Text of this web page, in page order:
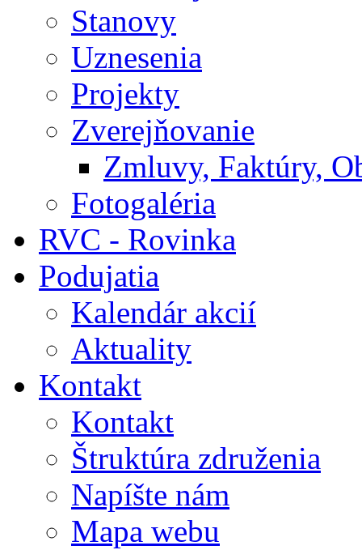
Stanovy
Uznesenia
Projekty
Zverejňovanie
Zmluvy, Faktúry,
Fotogaléria
RVC - Rovinka
Podujatia
Kalendár akcií
Aktuality
Kontakt
Kontakt
Štruktúra združenia
Napíšte nám
Mapa webu